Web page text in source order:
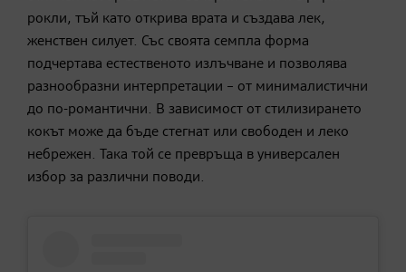
рокли, тъй като открива врата и създава лек,
женствен силует. Със своята семпла форма
подчертава естественото излъчване и позволява
разнообразни интерпретации – от минималистични
до по-романтични. В зависимост от стилизирането
кокът може да бъде стегнат или свободен и леко
небрежен. Така той се превръща в универсален
избор за различни поводи.